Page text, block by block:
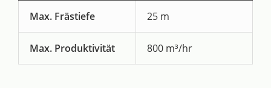
Max. Frästiefe 25 m
Max. Produktivität 800 m³/hr